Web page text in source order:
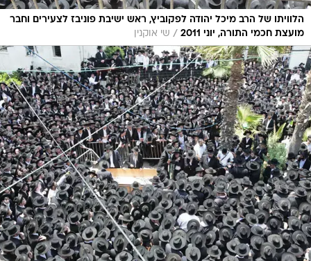
הלוויתו של הרב מיכל יהודה לפקוביץ, ראש ישיבת פוניבז לצעירים וחבר
מועצת חכמי התורה, יוני 2011
/ שי אוקנין